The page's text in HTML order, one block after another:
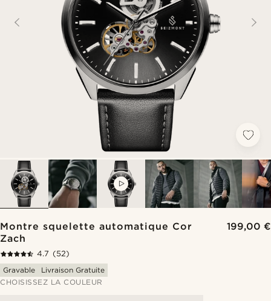
Montre squelette automatique Cor
Zach
199,00 €
4.7 (52)
Gravable
Livraison Gratuite
CHOISISSEZ LA COULEUR